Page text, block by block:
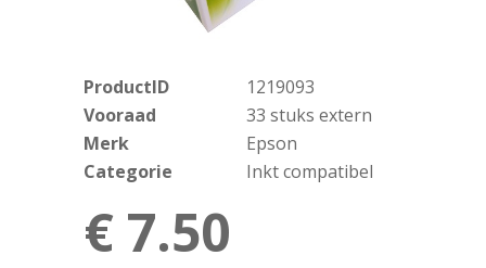
ProductID
1219093
Vooraad
33 stuks extern
Merk
Epson
Categorie
Inkt compatibel
€ 7.50